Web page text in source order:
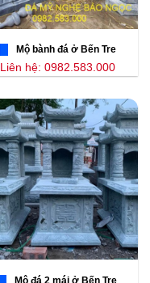
Mộ bành đá ở Bến Tre
Liên hệ: 0982.583.000
Mộ đá 2 mái ở Bến Tre